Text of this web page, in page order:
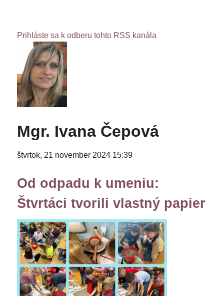
Prihláste sa k odberu tohto RSS kanála
Mgr. Ivana Čepová
štvrtok, 21 november 2024 15:39
Od odpadu k umeniu:
Štvrtáci tvorili vlastný papier